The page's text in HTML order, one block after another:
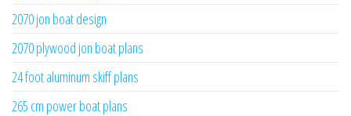
2070 jon boat design
2070 plywood jon boat plans
24 foot aluminum skiff plans
265 cm power boat plans